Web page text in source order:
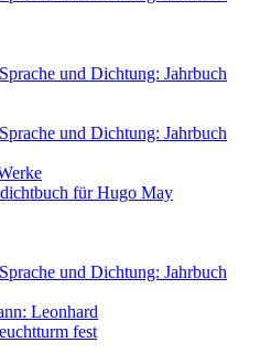
und Dichtung: Jahrbuch
und Dichtung: Jahrbuch
für Hugo May
und Dichtung: Jahrbuch
Leonhard
fest